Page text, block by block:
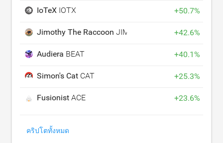
IoTeX IOTX +50.7%
Jimothy The Raccoon JIMOTHY +42.6%
Audiera BEAT +40.1%
Simon's Cat CAT +25.3%
Fusionist ACE +23.6%
คริปโตทั้งหมด